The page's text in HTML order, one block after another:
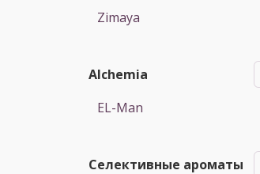
Zimaya
Alchemia
EL-Man
Селективные ароматы